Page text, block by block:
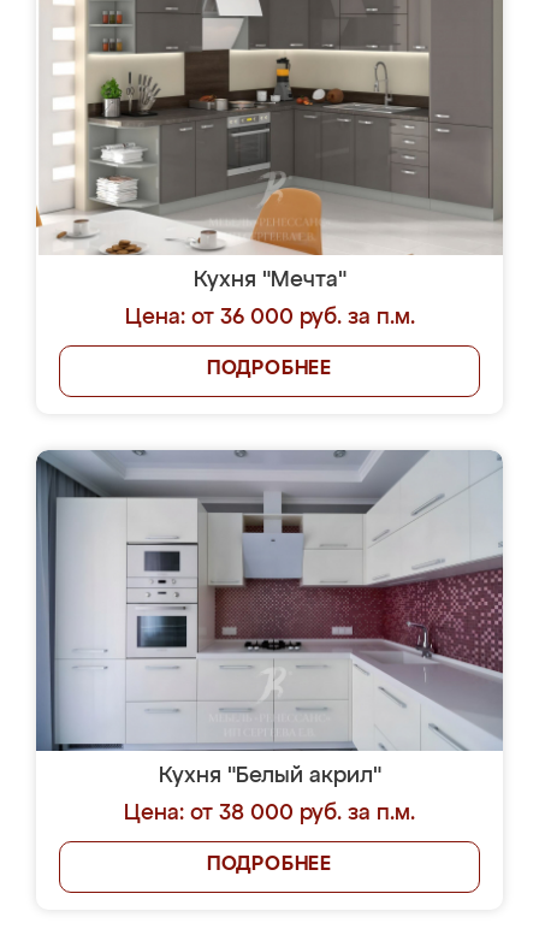
Кухня "Мечта"
Цена: от 36 000 руб. за п.м.
ПОДРОБНЕЕ
Кухня "Белый акрил"
Цена: от 38 000 руб. за п.м.
ПОДРОБНЕЕ